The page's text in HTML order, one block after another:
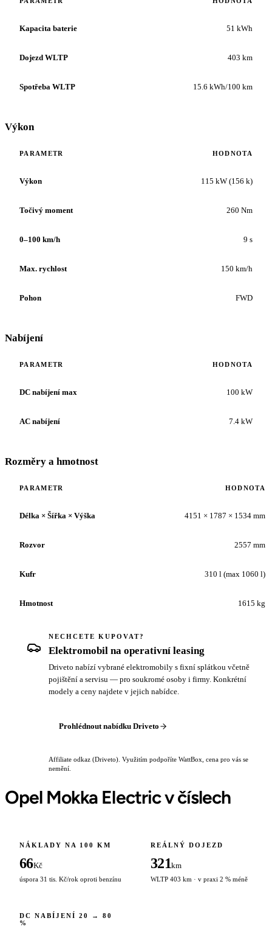
Kapacita baterie 51 kWh
Dojezd WLTP 403 km
Spotřeba WLTP 15.6 kWh/100 km
Výkon
PARAMETR HODNOTA
Výkon 115 kW (156 k)
Točivý moment 260 Nm
0–100 km/h 9 s
Max. rychlost 150 km/h
Pohon FWD
Nabíjení
PARAMETR HODNOTA
DC nabíjení max 100 kW
AC nabíjení 7.4 kW
Rozměry a hmotnost
PARAMETR HODNOTA
Délka × Šířka × Výška 4151 × 1787 × 1534 mm
Rozvor 2557 mm
Kufr 310 l (max 1060 l)
Hmotnost 1615 kg
NECHCETE KUPOVAT?
Elektromobil na operativní leasing
Driveto nabízí vybrané elektromobily s fixní splátkou včetně
pojištění a servisu — pro soukromé osoby i firmy. Konkrétní
modely a ceny najdete v jejich nabídce.
Prohlédnout nabídku Driveto
Affiliate odkaz (Driveto). Využitím podpoříte WattBox, cena pro vás se
nemění.
Opel Mokka Electric v číslech
NÁKLADY NA 100 KM
66Kč
úspora 31 tis. Kč/rok oproti benzínu
REÁLNÝ DOJEZD
321km
WLTP 403 km · v praxi 2 % méně
DC NABÍJENÍ 20 → 80
%